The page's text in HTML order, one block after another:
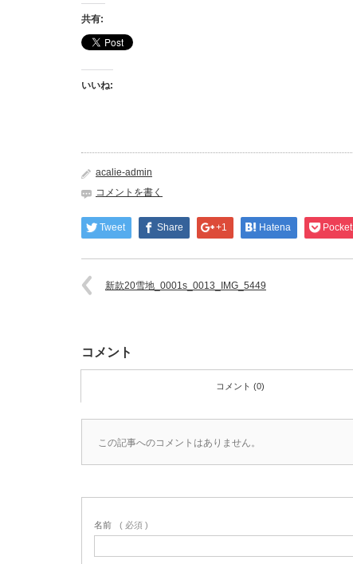
共有:
いいね:
acalie-admin
コメントを書く
Tweet Share +1 Hatena Pocket
新款20雪地_0001s_0013_IMG_5449
コメント
コメント (0)
この記事へのコメントはありません。
名前 ( 必須 )